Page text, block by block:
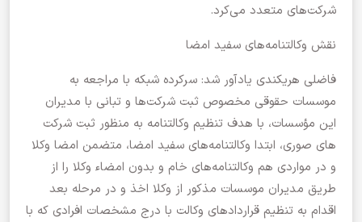
شرکت‌های متعدد می‌کرد.
نقش وکالتنامه‌های سفید امضا
فاضلی هریکندی یادآور شد: سرکرده شبکه با مراجعه به
موسسات حقوقی مخصوص ثبت شرکت‌ها و تبانی با مدیران
این مؤسسات، با هدف تنظیم وکالتنامه به منظور ثبت شرکت
های صوری، ابتدا وکالتنامه‌های سفید امضا، متضمن امضا وکلا
و در مواردی هم وکالتنامه‌های خام و بدون امضاء وکلا را از
طریق مدیران موسسات مذکور از وکلا اخذ و در مرحله بعد
اقدام به تنظیم قراردادهای وکالت با درج مشخصات افرادی که با